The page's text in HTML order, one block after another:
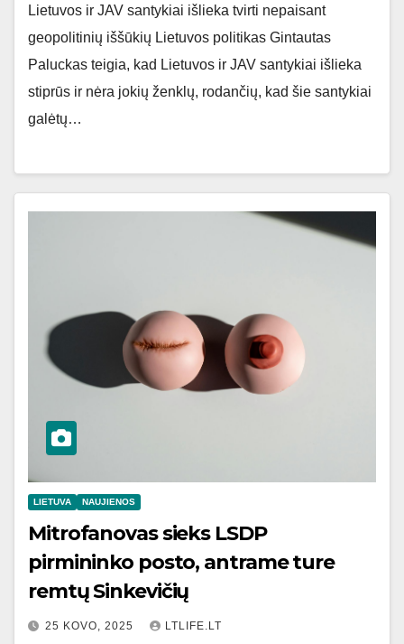
Lietuvos ir JAV santykiai išlieka tvirti nepaisant
geopolitinių iššūkių Lietuvos politikas Gintautas
Paluckas teigia, kad Lietuvos ir JAV santykiai išlieka
stiprūs ir nėra jokių ženklų, rodančių, kad šie santykiai
galėtų…
LIETUVA NAUJIENOS
Mitrofanovas sieks LSDP
pirmininko posto, antrame ture
remtų Sinkevičių
25 KOVO, 2025 LTLIFE.LT